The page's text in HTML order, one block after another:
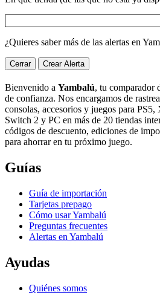
¿Quieres saber más de las alertas en
Cerrar Crear Alerta
Bienvenido a Yambalú, tu comparador
de confianza. Nos encargamos de
consolas, accesorios y juegos para
Switch 2 y PC en más de 20 tiendas
códigos de descuento, ediciones de
para ahorrar en tu próximo juego.
Guías
Guía de importación
Tarjetas prepago
Cómo usar Yambalú
Preguntas frecuentes
Alertas en Yambalú
Ayudas
Quiénes somos